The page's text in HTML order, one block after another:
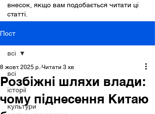
внесок, якщо вам подобається читати ці
статті.
Пост
всі
історії
культури
всі
Розбіжні шляхи влади:
чому піднесення Китаю
8 жовт. 2025 р. Читати 3 хв